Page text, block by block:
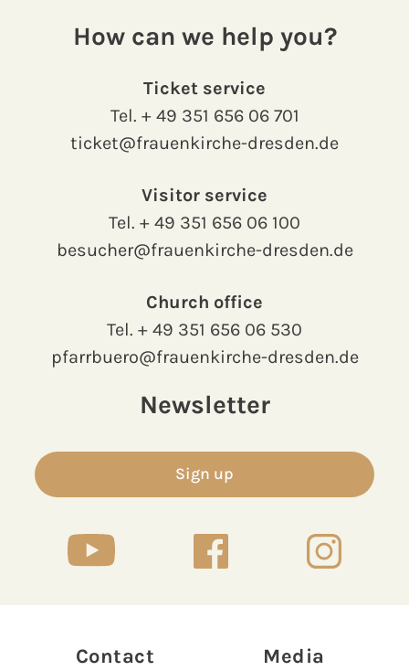
How can we help you?
Ticket service
Tel. + 49 351 656 06 701
ticket@frauenkirche-dresden.de
Visitor service
Tel. + 49 351 656 06 100
besucher@frauenkirche-dresden.de
Church office
Tel. + 49 351 656 06 530
pfarrbuero@frauenkirche-dresden.de
Newsletter
Sign up
Contact Media